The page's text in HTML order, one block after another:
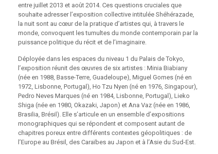
entre juillet 2013 et août 2014. Ces questions cruciales que
souhaite adresser l’exposition collective intitulée Shéhérazade,
la nuit sont au cœur de la pratique d’artistes qui, à travers le
monde, convoquent les tumultes du monde contemporain par la
puissance politique du récit et de l’imaginaire.
Déployée dans les espaces du niveau 1 du Palais de Tokyo,
l’exposition réunit des œuvres de six artistes : Minia Biabiany
(née en 1988, Basse-Terre, Guadeloupe), Miguel Gomes (né en
1972, Lisbonne, Portugal), Ho Tzu Nyen (né en 1976, Singapour),
Pedro Neves Marques (né en 1984, Lisbonne, Portugal), Lieko
Shiga (née en 1980, Okazaki, Japon) et Ana Vaz (née en 1986,
Brasilia, Brésil). Elle s’articule en un ensemble d’expositions
monographiques qui se répondent et composent autant de
chapitres poreux entre différents contextes géopolitiques : de
l’Europe au Brésil, des Caraïbes au Japon et à l’Asie du Sud-Est.